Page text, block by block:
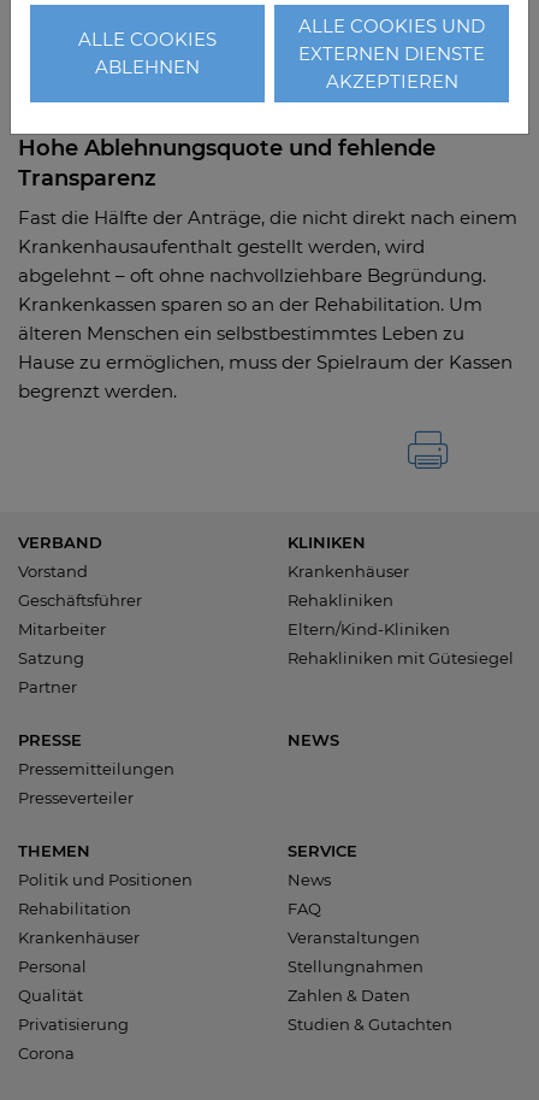
Mit der Kampagne Kampagne "Reha. Macht’s besser!"
machen Rehakliniken lautstark auf ihre Bedürfnisse bei
Zugang und Vergütung aufmerksam.
Hohe Ablehnungsquote und fehlende
Transparenz
Fast die Hälfte der Anträge, die nicht direkt nach einem
Krankenhausaufenthalt gestellt werden, wird
abgelehnt – oft ohne nachvollziehbare Begründung.
Krankenkassen sparen so an der Rehabilitation. Um
älteren Menschen ein selbstbestimmtes Leben zu
Hause zu ermöglichen, muss der Spielraum der Kassen
begrenzt werden.
VERBAND
Vorstand
Geschäftsführer
Mitarbeiter
Satzung
Partner
KLINIKEN
Krankenhäuser
Rehakliniken
Eltern/Kind-Kliniken
Rehakliniken mit Gütesiegel
PRESSE
Pressemitteilungen
Presseverteiler
NEWS
THEMEN
Politik und Positionen
Rehabilitation
Krankenhäuser
Personal
Qualität
Privatisierung
Corona
SERVICE
News
FAQ
Veranstaltungen
Stellungnahmen
Zahlen & Daten
Studien & Gutachten
ALLE COOKIES
ABLEHNEN
ALLE COOKIES UND
EXTERNEN DIENSTE
AKZEPTIEREN